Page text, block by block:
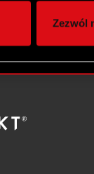
te informacje
Kontynuując
Zezwól